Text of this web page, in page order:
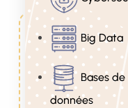
Big Data
Bases de
données
mobiles